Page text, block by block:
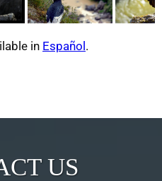
in Español.
US